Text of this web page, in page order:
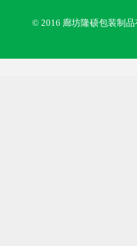
© 2016 廊坊隆硕包装制品